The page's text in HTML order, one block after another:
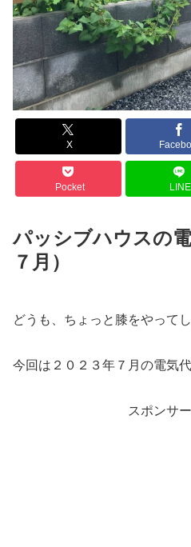
X
Pocket LINE
パッシブハウスの
７月）
どうも、ちょっと膝をやって
今回は２０２３年７月の電気
スポンサ